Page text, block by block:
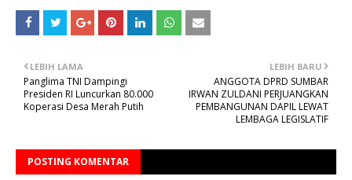
LEBIH BARU
ANGGOTA DPRD SUMBAR
IRWAN ZULDANI PERJUANGKAN
PEMBANGUNAN DAPIL LEWAT
LEMBAGA LEGISLATIF
LEBIH LAMA
Panglima TNI Dampingi
Presiden RI Luncurkan 80.000
Koperasi Desa Merah Putih
POSTING KOMENTAR